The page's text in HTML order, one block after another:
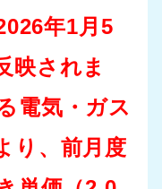
年1月5
映されま
電気・ガス
り、前月度